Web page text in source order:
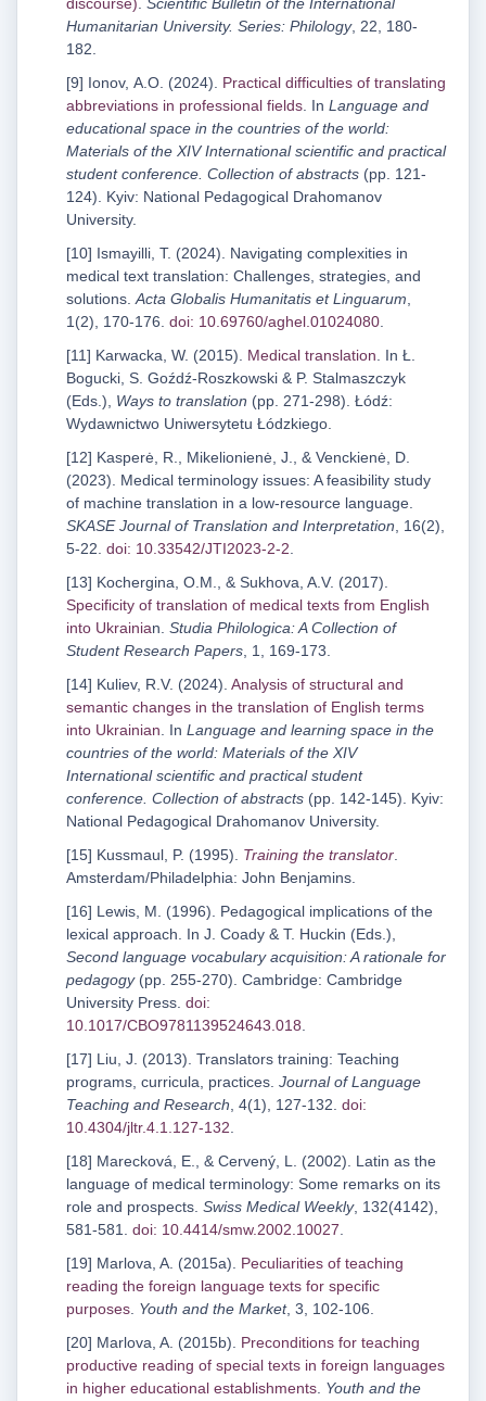
Humanitarian University. Series: Philology, 22, 180-
182.
[9] Ionov, А.О. (2024). Practical difficulties of translating
abbreviations in professional fields . InLanguage and
educational space in the countries of the world:
Materials of the XIV International scientific and practical
student conference. Collection of abstracts (pp. 121-
124). Kyiv: National Pedagogical Drahomanov
University.
[10] Ismayilli, T. (2024). Navigating complexities in
medical text translation: Challenges, strategies, and
solutions.Acta Globalis Humanitatis et Linguarum
1(2), 170-176.doi: 10.69760/aghel.01024080
[11] Karwacka, W. (2015). Medical translation . In Ł.
Bogucki, S. Goźdź-Roszkowski & P. Stalmaszczyk
(Eds.), Ways to translation (pp. 271-298). Łódź:
Wydawnictwo Uniwersytetu Łódzkiego.
[12] Kasperė, R., Mikelionienė, J., & Venckienė, D.
(2023). Medical terminology issues: A feasibility study
of machine translation in a low-resource language.
SKASE Journal of Translation and Interpretation , 16(2),
5-22.doi: 10.33542/JTI2023-2-2
[13] Kochergina, O.M., & Sukhova, A.V. (2017).
Specificity of translation of medical texts from English
into Ukrainian.Studia Philologica: A Collection of
Student Research Papers , 1, 169-173.
[14] Kuliev, R.V. (2024).Analysis of structural and
semantic changes in the translation of English terms
into Ukrainian . InLanguage and learning space in the
countries of the world: Materials of the XIV
International scientific and practical student
conference. Collection of abstracts (pp. 142-145). Kyiv:
National Pedagogical Drahomanov University.
[15] Kussmaul, P. (1995). Training the translator
Amsterdam/Philadelphia: John Benjamins.
[16] Lewis, M. (1996). Pedagogical implications of the
lexical approach. In J. Coady & T. Huckin (Eds.),
Second language vocabulary acquisition: A rationale for
pedagogy (pp. 255-270). Cambridge: Cambridge
University Press.doi:
10.1017/CBO9781139524643.018
[17] Liu, J. (2013). Translators training: Teaching
programs, curricula, practices.Journal of Language
Teaching and Research , 4(1), 127-132.doi:
10.4304/jltr.4.1.127-132
[18] Marecková, E., & Cervený, L. (2002). Latin as the
language of medical terminology: Some remarks on its
role and prospects.Swiss Medical Weekly, 132(4142),
581-581.doi: 10.4414/smw.2002.10027
[19] Marlova, A. (2015a). Peculiarities of teaching
reading the foreign language texts for specific
purposes Youth and the Market, 3, 102-106.
[20] Marlova, A. (2015b). Preconditions for teaching
productive reading of special texts in foreign languages
in higher educational establishments Youth and the